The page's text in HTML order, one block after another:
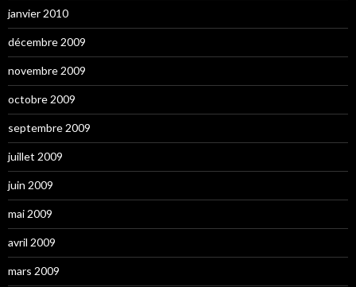
janvier 2010
décembre 2009
novembre 2009
octobre 2009
septembre 2009
juillet 2009
juin 2009
mai 2009
avril 2009
mars 2009